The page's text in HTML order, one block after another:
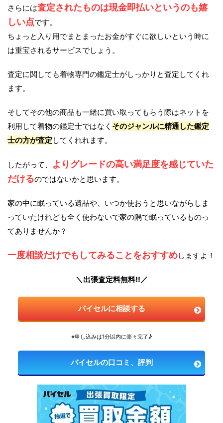
さらには査定されたものは現金即払いというのも嬉
しい点です。
ちょっと入り用でまとまったお金がすぐに欲しいという時に
は重宝されるサービスでしょう。
査定に関しても着物専門の鑑定士がしっかりと査定してくれ
ます。
そしてその他の商品も一緒に買い取ってもらう際はネットを
利用して着物の鑑定士ではなく そのジャンルに精通した鑑定
士の方が査定 してくれれます。
したがって、
よりグレードの高い満足度を感じていた
だけるのではないかと思います。
家の中に眠っている遺品や、いつか使おうと思いながらしま
っていたけれども全く使わないで家の隅で眠っているものっ
てありませんか？
一度相談だけでもしてみることをおすすめしますよ！
＼出張査定料無料!!／
バイセルに相談する
※申し込みは1分以内に楽々完了♪
バイセルの口コミ、評判